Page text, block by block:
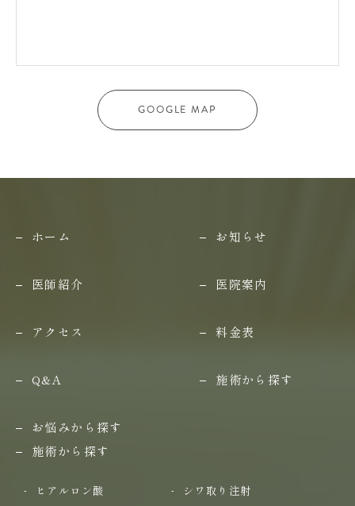
GOOGLE MAP
ホーム お知らせ
医師紹介 医院案内
アクセス 料金表
Q&A 施術から探す
お悩みから探す
施術から探す
ヒアルロン酸 シワ取り注射